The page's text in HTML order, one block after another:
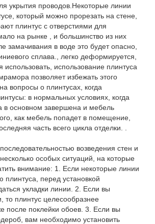
укрытия проводов.Некоторые линии
который можно прорезать на стене,
плинтус с отверстиями для
на рынке , и большинство из них
замачивания в воде это будет опасно,
сплава., легко деформируется,
использовать, использование плинтуса
позволяет избежать этого
вопросы о плинтусах, когда
в нормальных условиях, когда
в основном завершена и мебель
как мебель попадет в помещение,
часть всего цикла отделки. .
возведения стен и
особых ситуаций, на которые
внимание: 1. Если некоторые линии
плинтуса, перед установкой
укладки линии. 2. Если вы
то плинтус целесообразнее
после поклейки обоев. 3. Если вы
вам необходимо установить